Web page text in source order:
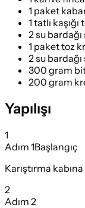
1 paket
1 tatlı kaşığı
2 su bardağı
1 paket toz
2 su
300 gram
200 gram
Yapılışı
1
Adım 1Başlangıç
Karıştırma
2
Adım 2